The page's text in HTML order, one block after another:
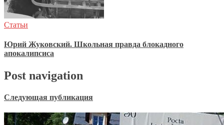
Статьи
Юрий Жуковский. Школьная правда блокадного
апокалипсиса
Post navigation
Следующая публикация